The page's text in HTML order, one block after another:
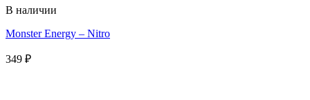
В наличии
Monster Energy – Nitro
349 ₽